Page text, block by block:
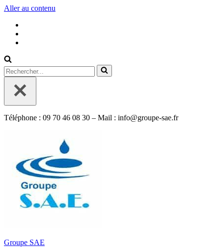
Aller au contenu
Rechercher...
Téléphone : 09 70 46 08 30 – Mail : info@groupe-sae.fr
Groupe SAE